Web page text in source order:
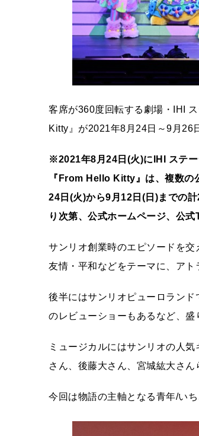
客席が360度回転する劇場・IHI
Kitty』が2021年8月24日～9月26
※2021年8月24日(火)にIHI ステ
『From Hello Kitty』は、複数の
24日(火)から9月12日(日)までの
り次第、公式ホームページ、公
サンリオ創業時のエピソードを
友情・平和などをテーマに、ア
後半にはサンリオピューロラン
のレビューショーもあるなど、盛
ミュージカルにはサンリオの人
さん、後藤大さん、宮城紘大さ
今回は物語の主軸となる青年/い